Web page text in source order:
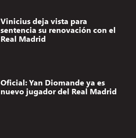
Vinicius deja vista para
sentencia su renovación con el
Real Madrid
Oficial: Yan Diomande ya es
nuevo jugador del Real Madrid